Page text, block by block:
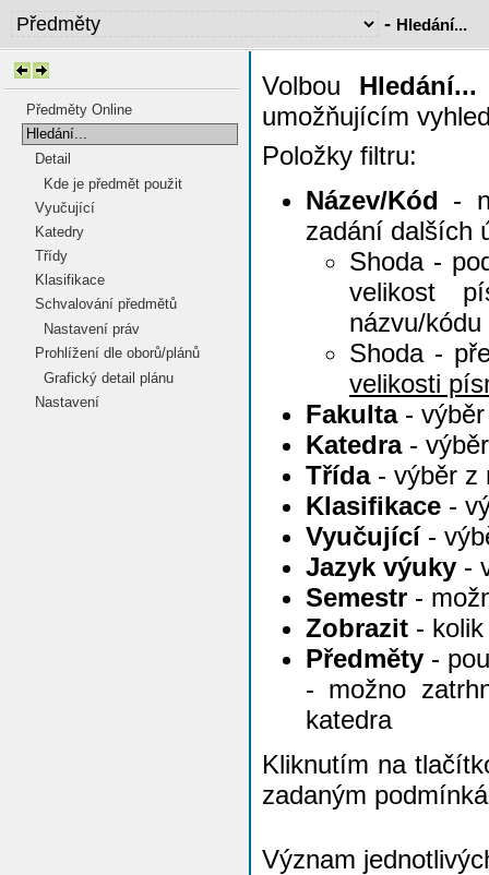
- Hledání...
Předměty Online
Hledání...
Detail
Kde je předmět použit
Vyučující
Katedry
Třídy
Klasifikace
Schvalování předmětů
Nastavení práv
Prohlížení dle oborů/plánů
Grafický detail plánu
Nastavení
Volbou Hledání...
umožňujícím
Položky filtru:
Název/Kód -
zadání dalších
Shoda -
velikost
názvu/
Shoda -
velikosti
Fakulta- výběr
Katedra-
Třída- výběr z
Klasifikace -
Vyučující-
Jazyk výuky -
Semestr -
Zobrazit -
Předměty -
- možno
katedra
Kliknutím na
zadaným
Význam